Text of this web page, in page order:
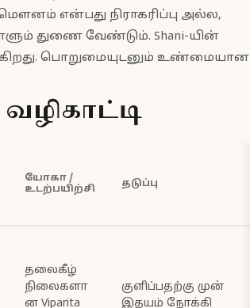
என்பது நிராகரிப்பு அல்ல,
துணை வேண்டும். Shani-யின்
பொறுமையுடனும் உண்மையான
யோகா /
உடற்பயிற்சி
தடுப்பு
தலைகீழ்
நிலைகளா
ன Viparita
குளிப்பதற்கு முன்
இதயம் நோக்கி